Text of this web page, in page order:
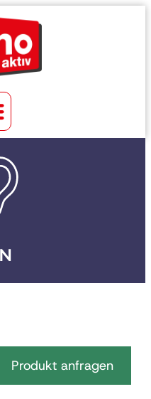
Produkt anfragen